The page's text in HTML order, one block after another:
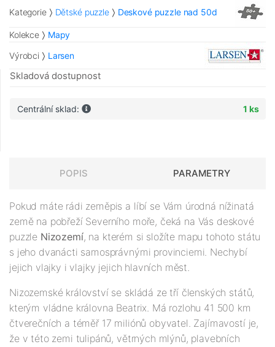
Kategorie Dětské puzzle Deskové puzzle nad 50d
Kolekce
Mapy
Výrobci
Larsen
Skladová dostupnost
Centrální sklad: 1 ks
POPIS PARAMETRY
Pokud máte rádi zeměpis a líbí se Vám úrodná nížinatá
země na pobřeží Severního moře, čeká na Vás deskové
puzzle Nizozemí, na kterém si složíte mapu tohoto státu
s jeho dvanácti samosprávnými provinciemi. Nechybí
jejich vlajky i vlajky jejich hlavních měst.
Nizozemské království se skládá ze tří členských států,
kterým vládne královna Beatrix. Má rozlohu 41 500 km
čtverečních a téměř 17 miliónů obyvatel. Zajímavostí je,
že v této zemi tulipánů, větrných mlýnů, plavebních